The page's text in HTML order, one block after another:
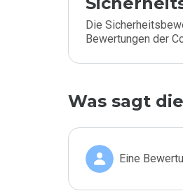
Die
Bewertungen der
Was sagt
Eine